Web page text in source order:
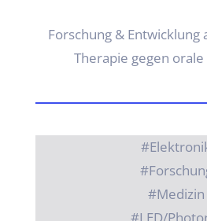
Forschung & Entwicklung
Therapie gegen
#Medizin
#LED/